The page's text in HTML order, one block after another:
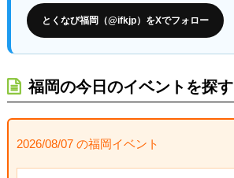
とくなび福岡（@ifkjp）をXでフォロー
福岡の今日のイベントを探す
2026/08/07 の福岡イベント